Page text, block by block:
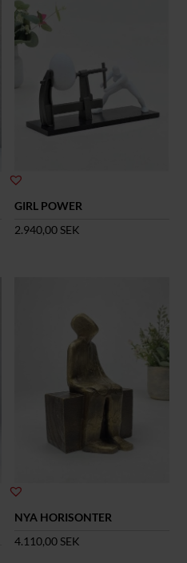
GIRL POWER
2.940,00 SEK
NYA HORISONTER
4.110,00 SEK